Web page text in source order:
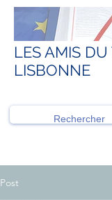
LES AMIS DU
LISBONNE
Post